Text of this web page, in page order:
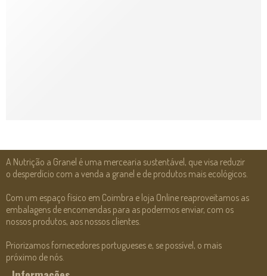
A Nutrição a Granel é uma mercearia sustentável, que visa reduzir
o desperdício com a venda a granel e de produtos mais ecológicos.
Com um espaço físico em Coimbra e loja Online reaproveitamos as
embalagens de encomendas para as podermos enviar, com os
nossos produtos, aos nossos clientes.
Priorizamos fornecedores portugueses e, se possível, o mais
próximo de nós.